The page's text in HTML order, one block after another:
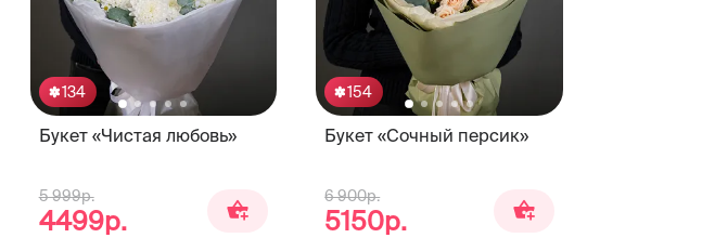
134
Букет «Чистая любовь»
5 999р.
4499р.
154
Букет «Сочный персик»
6 900р.
5150р.